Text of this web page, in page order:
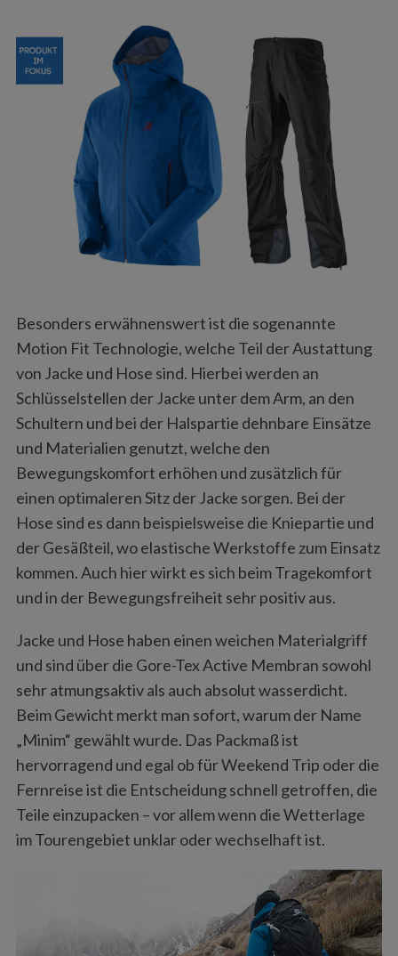
Besonders erwähnenswert ist die sogenannte
Motion Fit Technologie, welche Teil der Austattung
von Jacke und Hose sind. Hierbei werden an
Schlüsselstellen der Jacke unter dem Arm, an den
Schultern und bei der Halspartie dehnbare Einsätze
und Materialien genutzt, welche den
Bewegungskomfort erhöhen und zusätzlich für
einen optimaleren Sitz der Jacke sorgen. Bei der
Hose sind es dann beispielsweise die Kniepartie und
der Gesäßteil, wo elastische Werkstoffe zum Einsatz
kommen. Auch hier wirkt es sich beim Tragekomfort
und in der Bewegungsfreiheit sehr positiv aus.
Jacke und Hose haben einen weichen Materialgriff
und sind über die Gore-Tex Active Membran sowohl
sehr atmungsaktiv als auch absolut wasserdicht.
Beim Gewicht merkt man sofort, warum der Name
„Minim“ gewählt wurde. Das Packmaß ist
hervorragend und egal ob für Weekend Trip oder die
Fernreise ist die Entscheidung schnell getroffen, die
Teile einzupacken – vor allem wenn die Wetterlage
im Tourengebiet unklar oder wechselhaft ist.